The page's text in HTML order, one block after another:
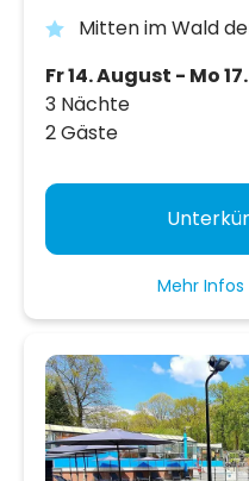
Mitten im Wald
Fr 14. August - Mo
3 Nächte
2 Gäste
Mehr